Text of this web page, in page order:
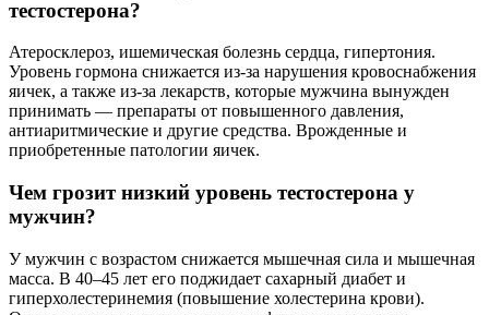
тестостерона?
Атеросклероз, ишемическая болезнь сердца, гипертония.
Уровень гормона снижается из-за нарушения кровоснабжения
яичек, а также из-за лекарств, которые мужчина вынужден
принимать — препараты от повышенного давления,
антиаритмические и другие средства. Врожденные и
приобретенные патологии яичек.
Чем грозит низкий уровень тестостерона у
мужчин?
У мужчин с возрастом снижается мышечная сила и мышечная
масса. В 40–45 лет его поджидает сахарный диабет и
гиперхолестеринемия (повышение холестерина крови).